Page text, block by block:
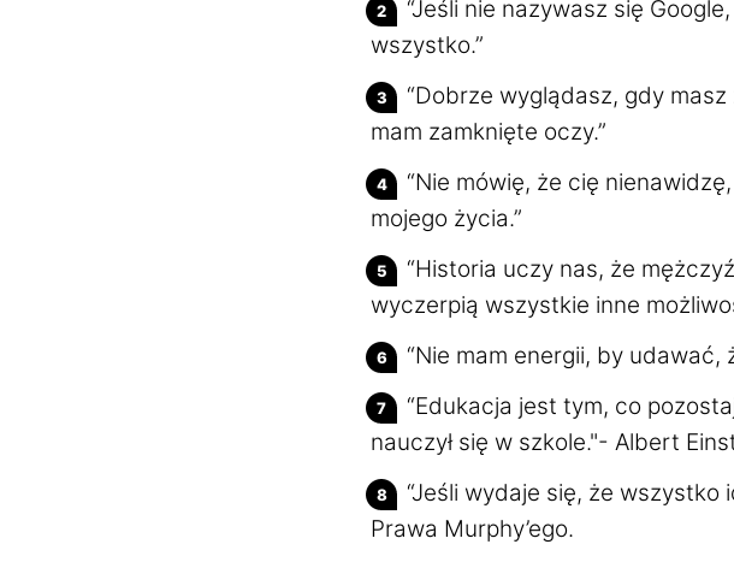
“Jeśli nie nazywasz się
wszystko.”
“Dobrze wyglądasz, gdy
mam zamknięte oczy.”
“Nie mówię, że cię
mojego życia.”
“Historia uczy nas, że
wyczerpią wszystkie inne
“Nie mam energii, by udawać,
“Edukacja jest tym, co
nauczył się w szkole."- Albert
“Jeśli wydaje się, że
Prawa Murphy’ego.